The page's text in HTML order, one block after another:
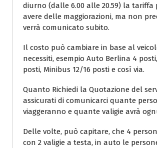
diurno (dalle 6.00 alle 20.59) la tariffa
avere delle maggiorazioni, ma non
verrà comunicato subito.
Il costo può cambiare in base al
necessiti, esempio Auto Berlina 4
posti, Minibus 12/16 posti e così via.
Quanto Richiedi la Quotazione del
assicurati di comunicarci quante
viaggeranno e quante valigie avrà
Delle volte, può capitare, che 4
con 2 valigie a testa, in auto le